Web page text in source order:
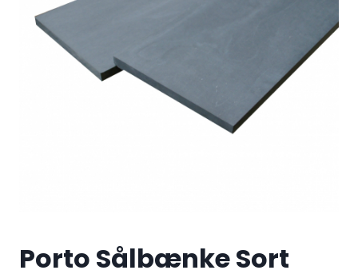
Porto Sålbænke Sort